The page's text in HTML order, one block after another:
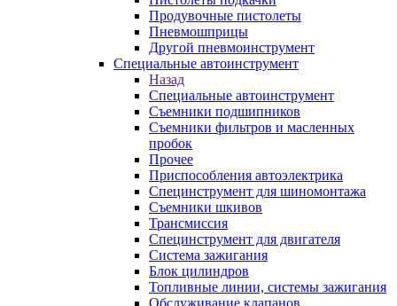
Продувочные пистолеты
Пневмошприцы
Другой пневмоинструмент
Специальные автоинструмент
Назад
Специальные автоинструмент
Съемники подшипников
Съемники фильтров и масленных
пробок
Прочее
Приспособления автоэлектрика
Специнструмент для шиномонтажа
Съемники шкивов
Трансмиссия
Специнструмент для двигателя
Система зажигания
Блок цилиндров
Топливные линии, системы зажигания
Обслуживание клапанов